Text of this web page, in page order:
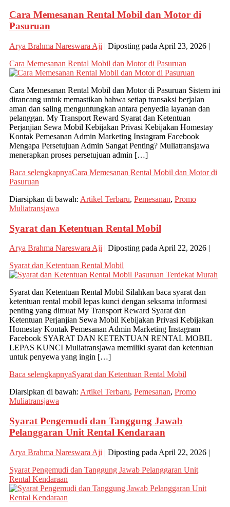
Cara Memesanan Rental Mobil dan Motor di
Pasuruan
Arya Brahma Nareswara Aji | Diposting pada April 23, 2026 |
Cara Memesanan Rental Mobil dan Motor di Pasuruan
Cara Memesanan Rental Mobil dan Motor di Pasuruan Sistem ini
dirancang untuk memastikan bahwa setiap transaksi berjalan
aman dan saling menguntungkan antara penyedia layanan dan
pelanggan. My Transport Reward Syarat dan Ketentuan
Perjanjian Sewa Mobil Kebijakan Privasi Kebijakan Homestay
Kontak Pemesanan Admin Marketing Instagram Facebook
Mengapa Persetujuan Admin Sangat Penting? Muliatransjawa
menerapkan proses persetujuan admin […]
Baca selengkapnyaCara Memesanan Rental Mobil dan Motor di
Pasuruan
Diarsipkan di bawah: Artikel Terbaru, Pemesanan, Promo
Muliatransjawa
Syarat dan Ketentuan Rental Mobil
Arya Brahma Nareswara Aji Diposting padaApril 22, 2026
Syarat dan Ketentuan Rental Mobil
Syarat dan Ketentuan Rental Mobil Silahkan baca syarat dan
ketentuan rental mobil lepas kunci dengan seksama informasi
penting yang dimuat My Transport Reward Syarat dan
Ketentuan Perjanjian Sewa Mobil Kebijakan Privasi Kebijakan
Homestay Kontak Pemesanan Admin Marketing Instagram
Facebook SYARAT DAN KETENTUAN RENTAL MOBIL
LEPAS KUNCI Muliatransjawa memiliki syarat dan ketentuan
untuk penyewa yang ingin […]
Baca selengkapnyaSyarat dan Ketentuan Rental Mobil
Diarsipkan di bawah: Artikel Terbaru, Pemesanan, Promo
Muliatransjawa
Syarat Pengemudi dan Tanggung Jawab
Pelanggaran Unit Rental Kendaraan
Arya Brahma Nareswara Aji | Diposting pada April 22, 2026 |
Syarat Pengemudi dan Tanggung Jawab Pelanggaran Unit
Rental Kendaraan